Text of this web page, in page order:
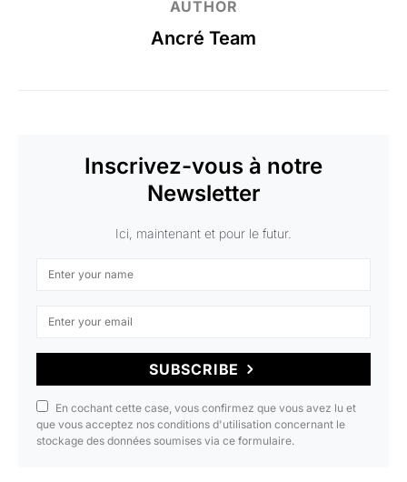
AUTHOR
Ancré Team
Inscrivez-vous à notre
Newsletter
Ici, maintenant et pour le futur.
SUBSCRIBE
En cochant cette case, vous confirmez que vous avez lu et
que vous acceptez nos conditions d'utilisation concernant le
stockage des données soumises via ce formulaire.